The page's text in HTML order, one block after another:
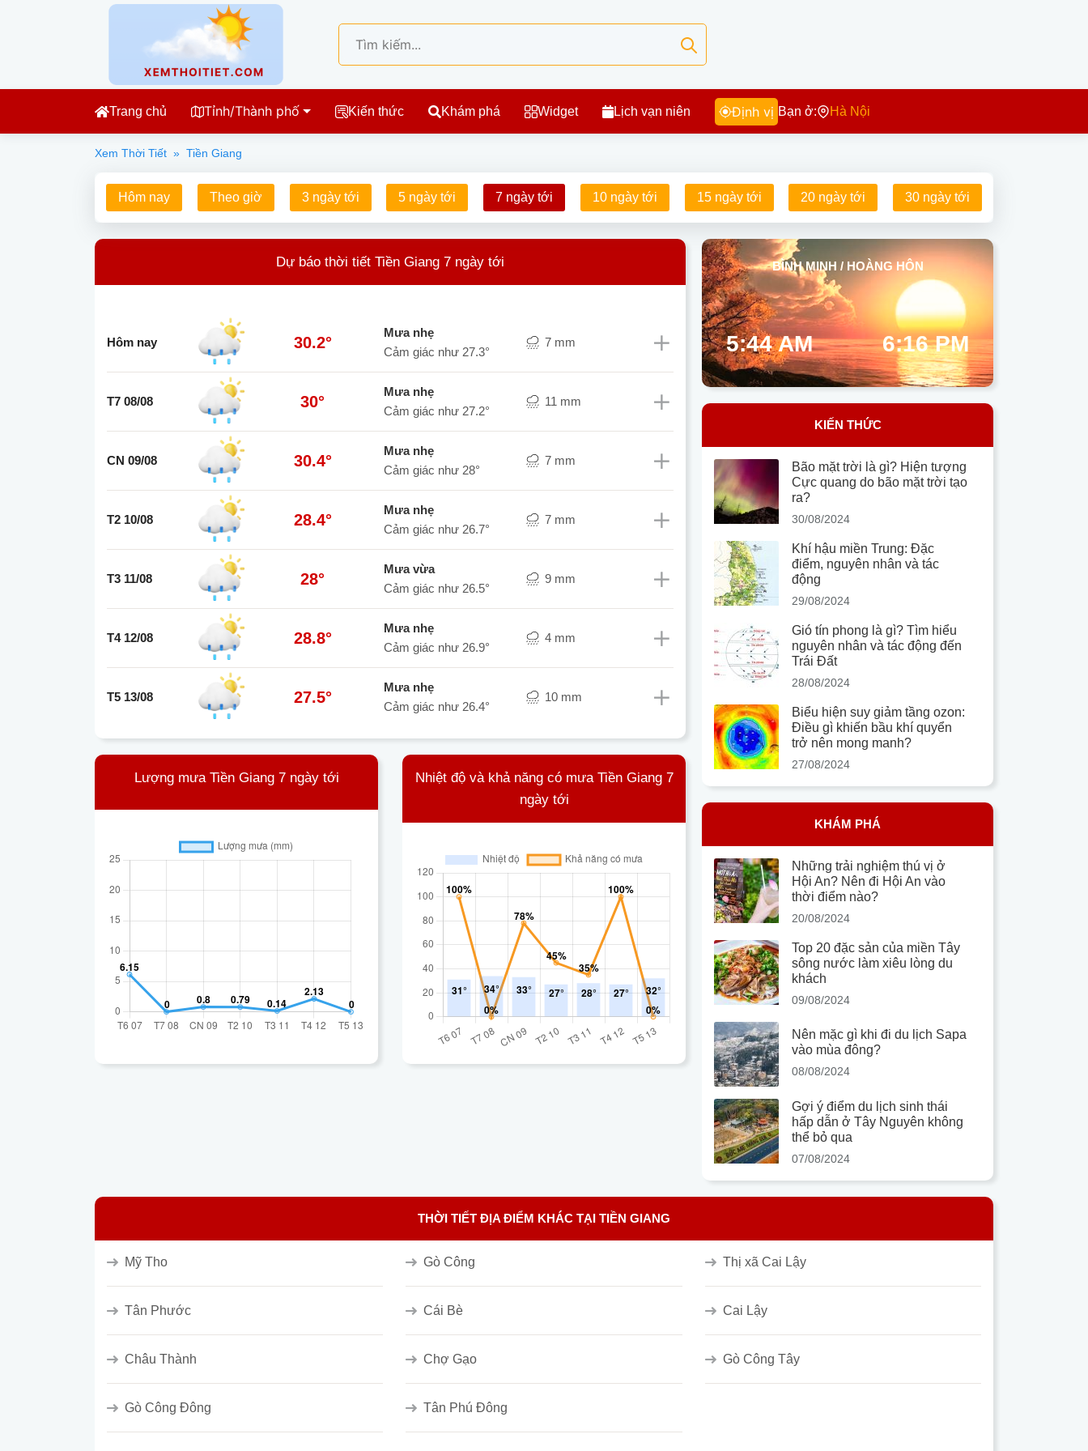
Trang chủ Tỉnh/Thành phố Kiến thức Khám phá Widget Lịch vạn niên Định vị Bạn ở: Hà Nội
Xem Thời Tiết » Tiền Giang
Hôm nay Theo giờ 3 ngày tới 5 ngày tới 7 ngày tới 10 ngày tới 15 ngày tới 20 ngày tới 30 ngày tới
Dự báo thời tiết Tiền Giang 7 ngày tới
Hôm nay 30.2°
mưa nhẹ
Cảm giác như 27.3°
7 mm
T7 08/08 30°
mưa nhẹ
Cảm giác như 27.2°
11 mm
CN 09/08 30.4°
mưa nhẹ
Cảm giác như 28°
7 mm
T2 10/08 28.4°
mưa nhẹ
Cảm giác như 26.7°
7 mm
T3 11/08 28°
mưa vừa
Cảm giác như 26.5°
9 mm
T4 12/08 28.8°
mưa nhẹ
Cảm giác như 26.9°
4 mm
T5 13/08 27.5°
mưa nhẹ
Cảm giác như 26.4°
10 mm
Lượng mưa Tiền Giang 7 ngày tới
Nhiệt độ và khả năng có mưa Tiền Giang 7
ngày tới
BÌNH MINH / HOÀNG HÔN
5:44 AM 6:16 PM
KIẾN THỨC
Bão mặt trời là gì? Hiện tượng
Cực quang do bão mặt trời tạo
ra?
30/08/2024
Khí hậu miền Trung: Đặc
điểm, nguyên nhân và tác
động
29/08/2024
Gió tín phong là gì? Tìm hiểu
nguyên nhân và tác động đến
Trái Đất
28/08/2024
Biểu hiện suy giảm tầng ozon:
Điều gì khiến bầu khí quyển
trở nên mong manh?
27/08/2024
KHÁM PHÁ
Những trải nghiệm thú vị ở
Hội An? Nên đi Hội An vào
thời điểm nào?
20/08/2024
Top 20 đặc sản của miền Tây
sông nước làm xiêu lòng du
khách
09/08/2024
Nên mặc gì khi đi du lịch Sapa
vào mùa đông?
08/08/2024
Gợi ý điểm du lịch sinh thái
hấp dẫn ở Tây Nguyên không
thể bỏ qua
07/08/2024
THỜI TIẾT ĐỊA ĐIỂM KHÁC TẠI TIỀN GIANG
Mỹ Tho Gò Công Thị xã Cai Lậy
Tân Phước Cái Bè Cai Lậy
Châu Thành Chợ Gạo Gò Công Tây
Gò Công Đông Tân Phú Đông